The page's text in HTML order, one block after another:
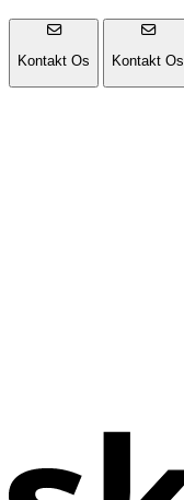
Kontakt Os Kontakt Os